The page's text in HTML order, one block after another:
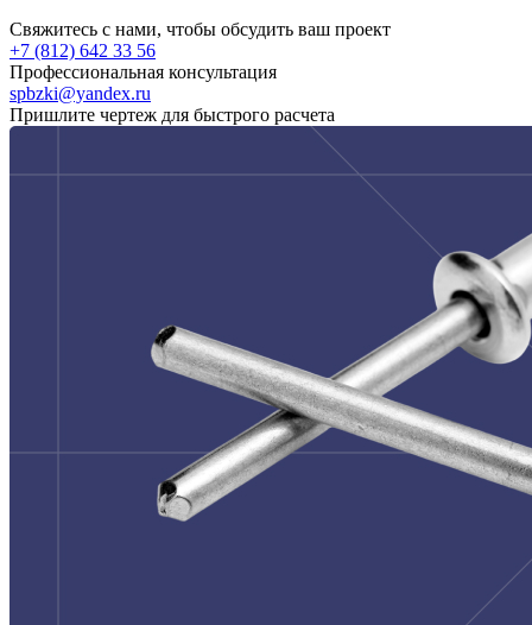
Свяжитесь с нами, чтобы обсудить ваш проект
+7 (812) 642 33 56
Профессиональная консультация
spbzki@yandex.ru
Пришлите чертеж для быстрого расчета